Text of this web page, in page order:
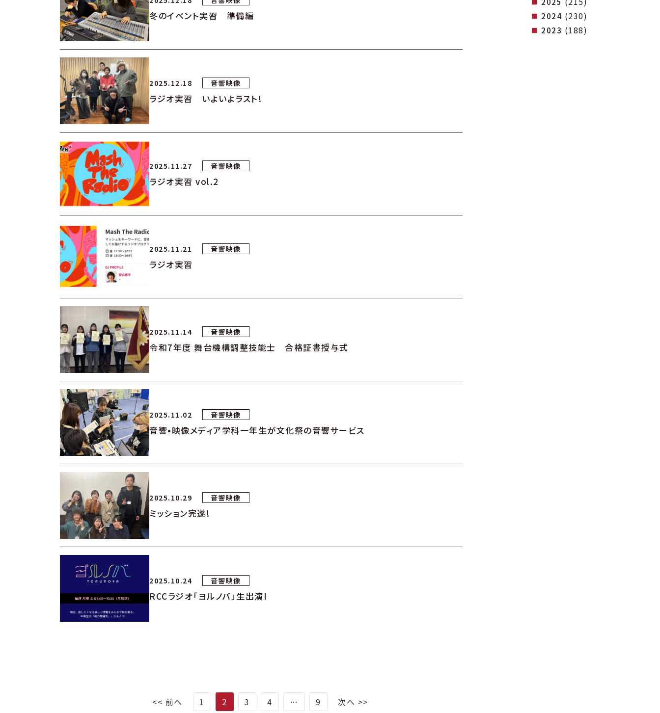
冬のイベント実習 準備編
2025.12.18 音響映像
ラジオ実習 いよいよラスト!
2025.11.27 音響映像
ラジオ実習 vol.2
2025.11.21 音響映像
ラジオ実習
2025.11.14 音響映像
令和7年度 舞台機構調整技能士 合格証書授与式
2025.11.02 音響映像
音響•映像メディア学科一年生が文化祭の音響サービス
2025.10.29 音響映像
ミッション完遂!
2025.10.24 音響映像
RCCラジオ「ヨルノバ」生出演!
<< 前へ 1 2 3 4 … 9 次へ >>
2024 (230)
2023 (188)